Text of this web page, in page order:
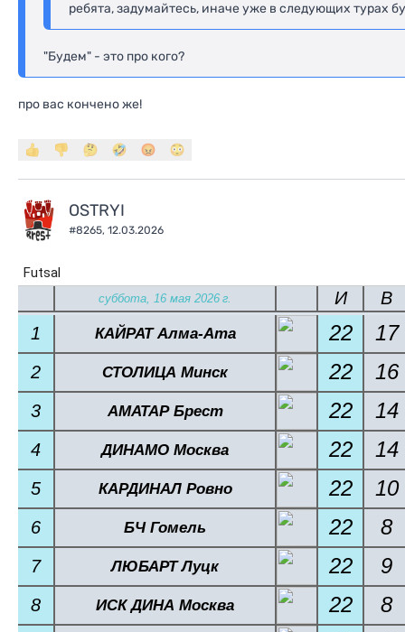
ребята, задумайтесь, иначе уже в следующих турах
"Будем" - это про кого?
про вас кончено же!
OSTRYI
#8265, 12.03.2026